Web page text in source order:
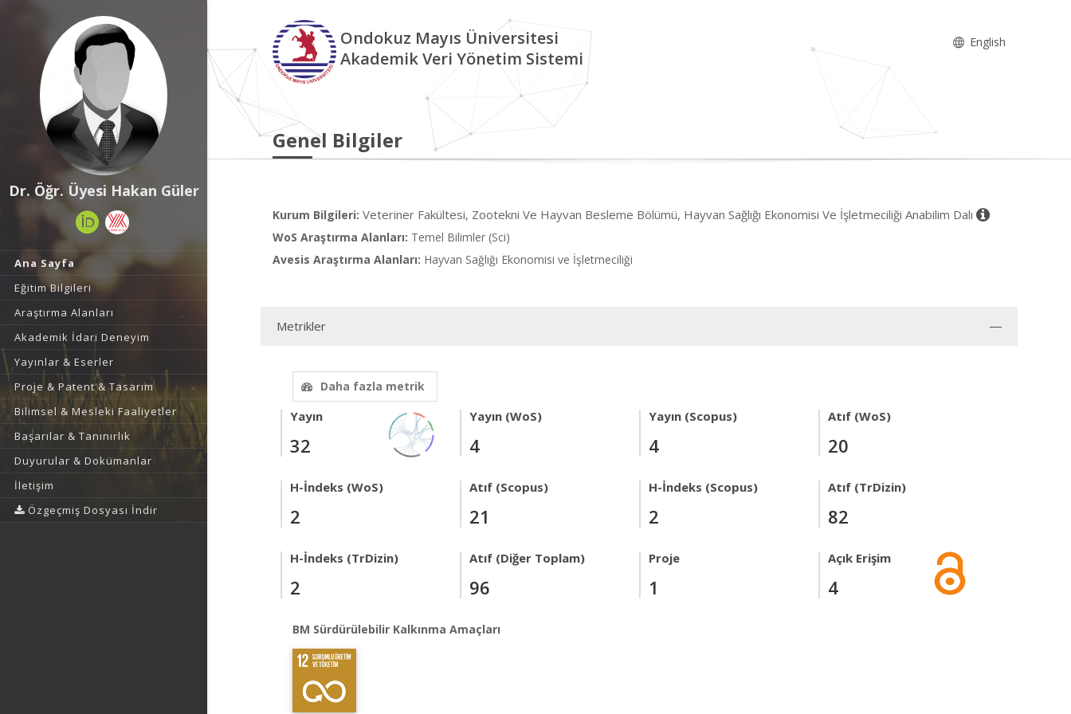
Dr. Öğr. Üyesi Hakan Güler
Ana Sayfa
Eğitim Bilgileri
Araştırma Alanları
Akademik İdari Deneyim
Yayınlar & Eserler
Proje & Patent & Tasarım
Bilimsel & Mesleki Faaliyetler
Başarılar & Tanınırlık
Duyurular & Dokümanlar
İletişim
Özgeçmiş Dosyası İndir
Ondokuz Mayıs Üniversitesi
Akademik Veri Yönetim Sistemi
English
Genel Bilgiler
Kurum Bilgileri: Veteriner Fakültesi, Zootekni Ve Hayvan Besleme Bölümü, Hayvan Sağlığı Ekonomisi Ve İşletmeciliği Anabilim Dalı
WoS Araştırma Alanları: Temel Bilimler (Sci)
Avesis Araştırma Alanları: Hayvan Sağlığı Ekonomisi ve İşletmeciliği
Metrikler
Daha fazla metrik
Yayın
32
Yayın (WoS)
4
Yayın (Scopus)
4
Atıf (WoS)
20
H-İndeks (WoS)
2
Atıf (Scopus)
21
H-İndeks (Scopus)
2
Atıf (TrDizin)
82
H-İndeks (TrDizin)
2
Atıf (Diğer Toplam)
96
Proje
1
Açık Erişim
4
BM Sürdürülebilir Kalkınma Amaçları